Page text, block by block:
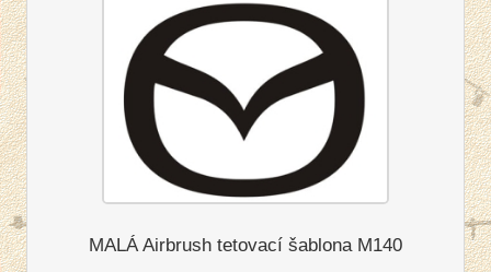
MALÁ Airbrush tetovací šablona M140